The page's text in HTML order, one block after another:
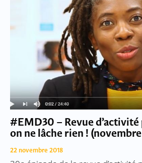
#EMD30 – Revue
on ne lâche rien !
22 novembre 2018